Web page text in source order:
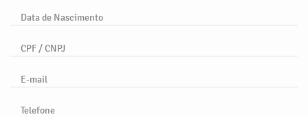
Data de Nascimento
CPF / CNPJ
E-mail
Telefone